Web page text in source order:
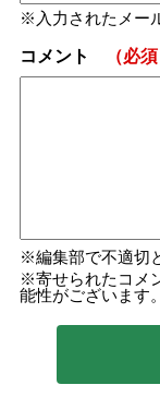
入力されたメー
コメント （必須
編集部で不適切
寄せられたコメ
能性がございます